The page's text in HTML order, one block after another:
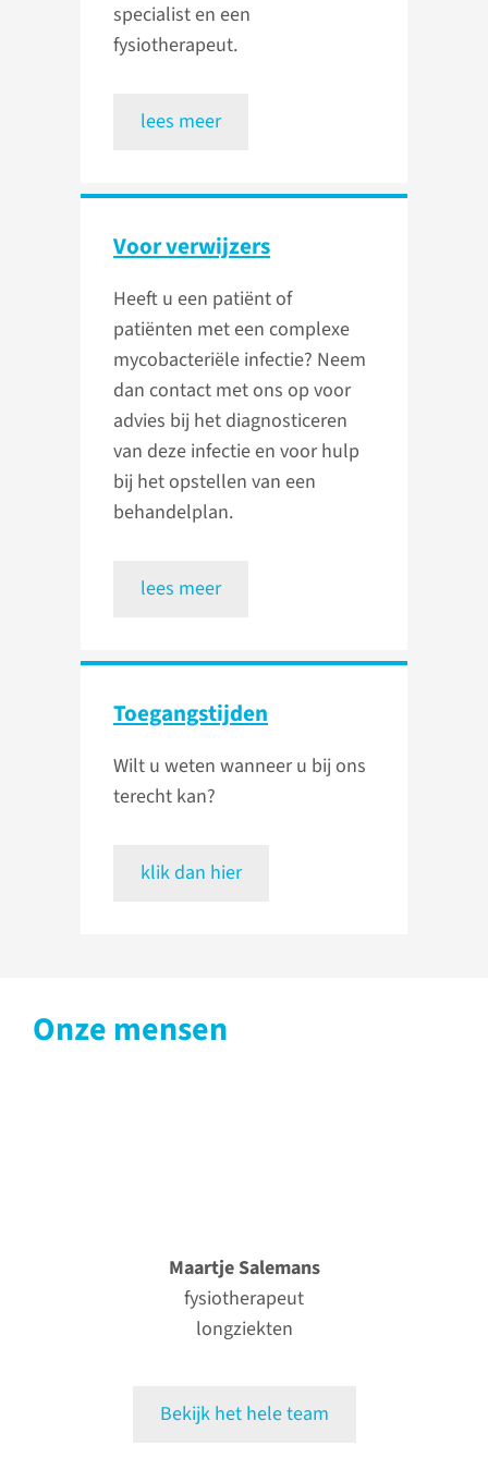
specialist en een
fysiotherapeut.
lees meer
Voor verwijzers
Heeft u een patiënt of
patiënten met een complexe
mycobacteriële infectie? Neem
dan contact met ons op voor
advies bij het diagnosticeren
van deze infectie en voor hulp
bij het opstellen van een
behandelplan.
lees meer
Toegangstijden
Wilt u weten wanneer u bij ons
terecht kan?
klik dan hier
Onze mensen
Maartje Salemans
fysiotherapeut
longziekten
Bekijk het hele team